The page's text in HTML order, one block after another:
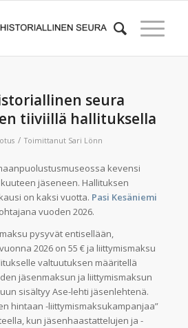
seura
tiiviillä hallituksella
/ Toimittanut Sari Lönn
kevensi
jäseneen. Hallituksen
on kaksi vuotta. Pasi Kesäniemi
vuoden 2026.
pysyvät entisellään,
2026 on 55 € ja liittymismaksu
valtuutuksen määritellä
jäsenmaksun ja liittymismaksun
sisältyy Ase-lehti jäsenlehtenä.
hintaan -liittymismaksukampanjaa”
kun jäsenhaastattelujen ja -